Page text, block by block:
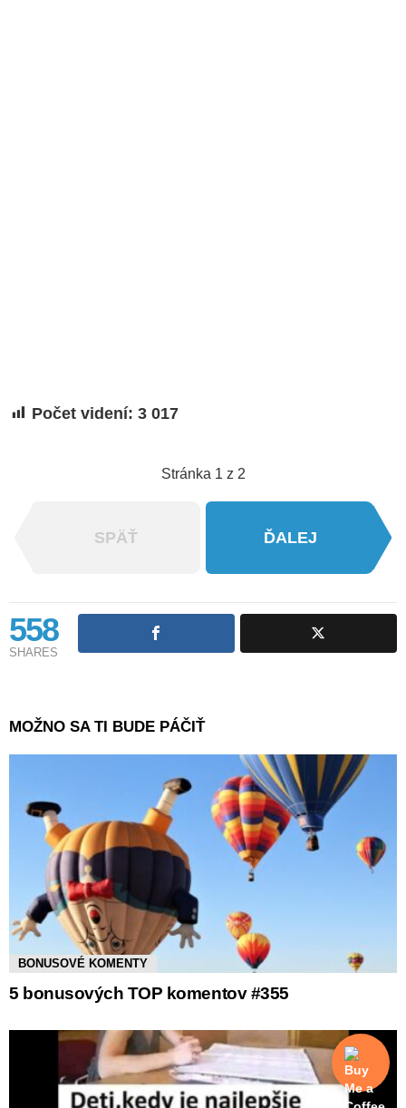
Počet videní: 3 017
Stránka 1 z 2
SPÄŤ ĎALEJ
558
SHARES
MOŽNO SA TI BUDE PÁČIŤ
BONUSOVÉ KOMENTY
5 bonusových TOP komentov #355